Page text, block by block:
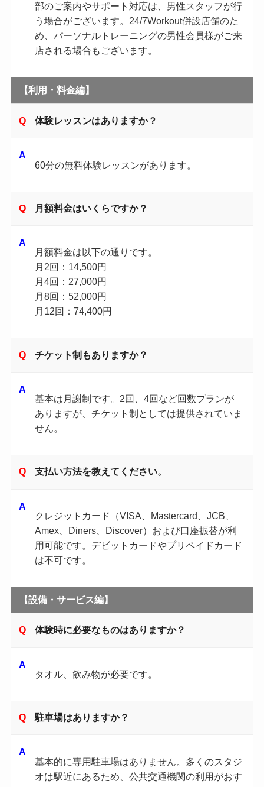
部のご案内やサポート対応は、男性スタッフが行
う場合がございます。24/7Workout併設店舗のた
め、パーソナルトレーニングの男性会員様がご来
店される場合もございます。
【利用・料金編】
体験レッスンはありますか？
60分の無料体験レッスンがあります。
月額料金はいくらですか？
月額料金は以下の通りです。
月2回：14,500円
月4回：27,000円
月8回：52,000円
月12回：74,400円
チケット制もありますか？
基本は月謝制です。2回、4回など回数プランが
ありますが、チケット制としては提供されていま
せん。
支払い方法を教えてください。
クレジットカード（VISA、Mastercard、JCB、
Amex、Diners、Discover）および口座振替が利
用可能です。デビットカードやプリペイドカード
は不可です。
【設備・サービス編】
体験時に必要なものはありますか？
タオル、飲み物が必要です。
駐車場はありますか？
基本的に専用駐車場はありません。多くのスタジ
オは駅近にあるため、公共交通機関の利用がおす